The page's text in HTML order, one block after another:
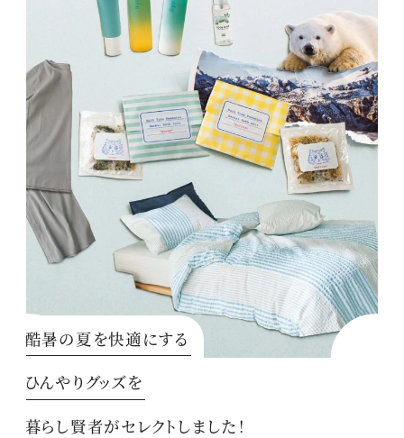
酷暑の夏を快適にする
ひんやりグッズを
暮らし賢者がセレクトしました！